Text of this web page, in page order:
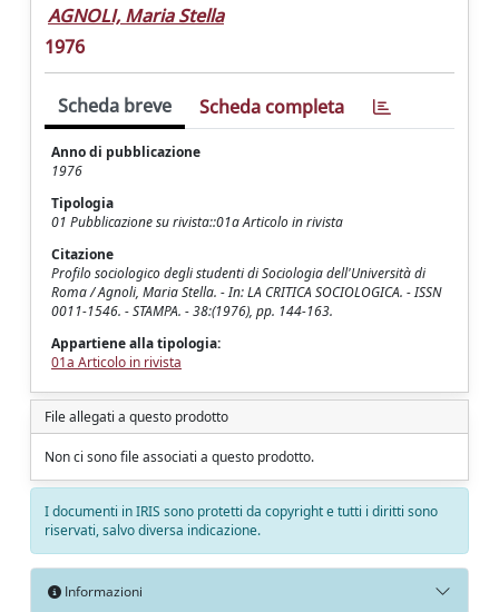
AGNOLI, Maria Stella
1976
Scheda breve Scheda completa
Anno di pubblicazione
1976
Tipologia
01 Pubblicazione su rivista::01a Articolo in rivista
Citazione
Profilo sociologico degli studenti di Sociologia dell'Università di
Roma / Agnoli, Maria Stella. - In: LA CRITICA SOCIOLOGICA. - ISSN
0011-1546. - STAMPA. - 38:(1976), pp. 144-163.
Appartiene alla tipologia:
01a Articolo in rivista
File allegati a questo prodotto
Non ci sono file associati a questo prodotto.
I documenti in IRIS sono protetti da copyright e tutti i diritti sono
riservati, salvo diversa indicazione.
Informazioni